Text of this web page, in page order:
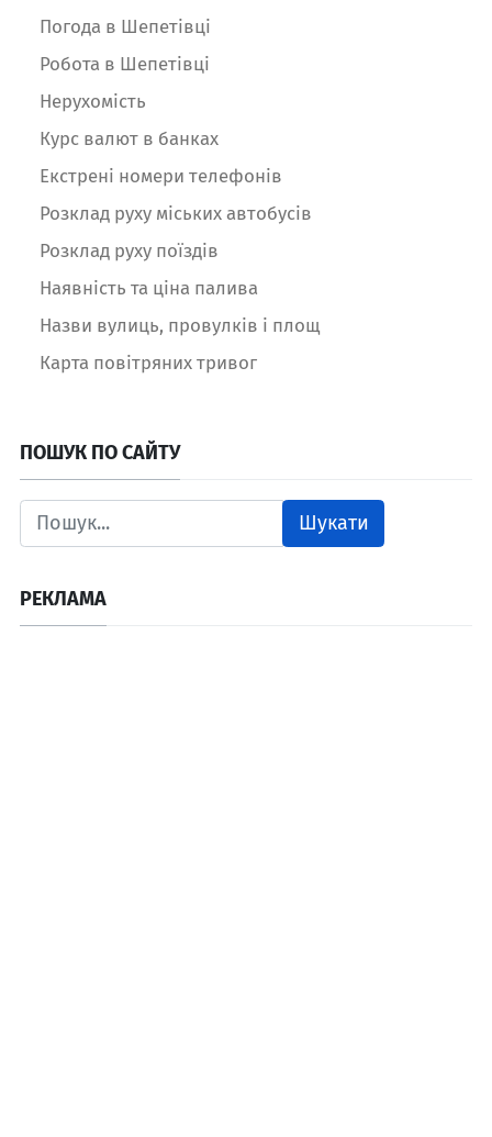
Погода в Шепетівці
Робота в Шепетівці
Нерухомість
Курс валют в банках
Екстрені номери телефонів
Розклад руху міських автобусів
Розклад руху поїздів
Наявність та ціна палива
Назви вулиць, провулків і площ
Карта повітряних тривог
ПОШУК ПО САЙТУ
Шукати
РЕКЛАМА